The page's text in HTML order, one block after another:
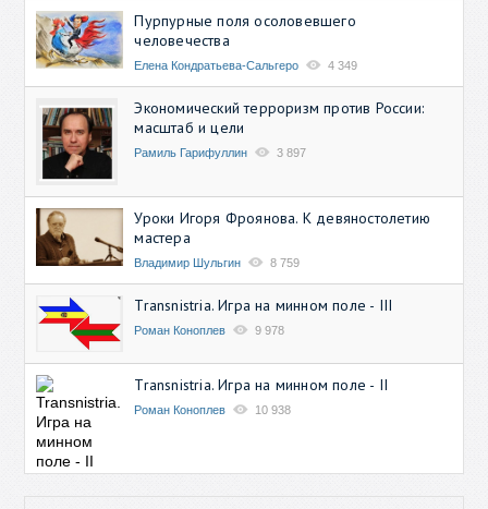
Пурпурные поля осоловевшего
человечества
Елена Кондратьева-Сальгеро 4 349
Экономический терроризм против России:
масштаб и цели
Рамиль Гарифуллин 3 897
Уроки Игоря Фроянова. К девяностолетию
мастера
Владимир Шульгин 8 759
Transnistria. Игра на минном поле - III
Роман Коноплев 9 978
Transnistria. Игра на минном поле - II
Роман Коноплев 10 938